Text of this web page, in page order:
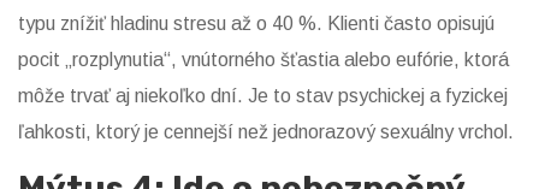
typu znížiť hladinu stresu až o 40 %. Klienti často opisujú
pocit „rozplynutia“, vnútorného šťastia alebo eufórie, ktorá
môže trvať aj niekoľko dní. Je to stav psychickej a fyzickej
ľahkosti, ktorý je cennejší než jednorazový sexuálny vrchol.